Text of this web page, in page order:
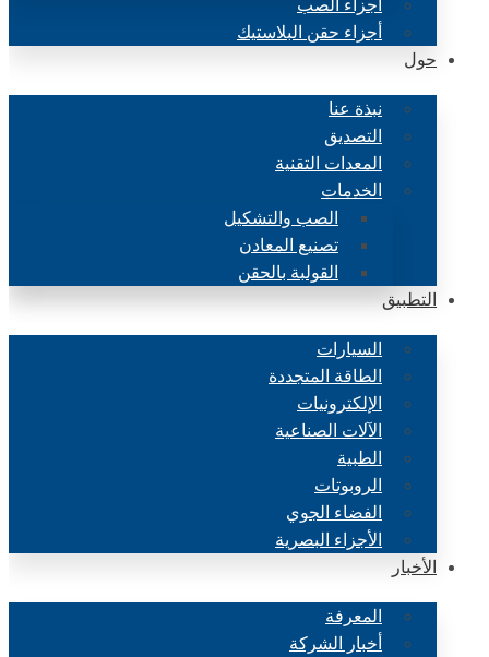
أجزاء حقن البلاستيك
حول
نبذة عنا
التصديق
المعدات التقنية
الخدمات
الصب والتشكيل
تصنيع المعادن
القولبة بالحقن
التطبيق
السيارات
الطاقة المتجددة
الإلكترونيات
الآلات الصناعية
الطبية
الروبوتات
الفضاء الجوي
الأجزاء البصرية
الأخبار
المعرفة
أخبار الشركة